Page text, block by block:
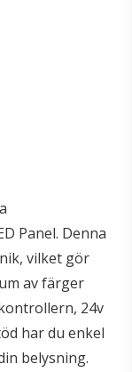
Panel. Denna
vilket gör
av färger
24v
har du enkel
belysning.